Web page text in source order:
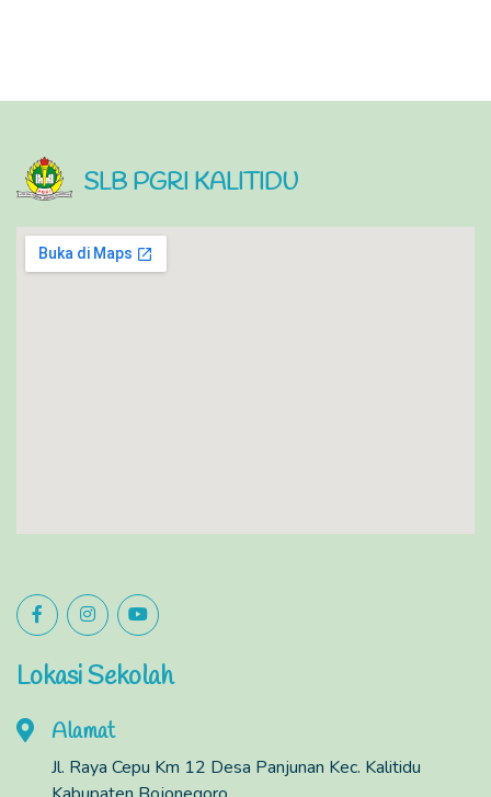
SLB PGRI KALITIDU
Lokasi Sekolah
Alamat
Jl. Raya Cepu Km 12 Desa Panjunan Kec. Kalitidu